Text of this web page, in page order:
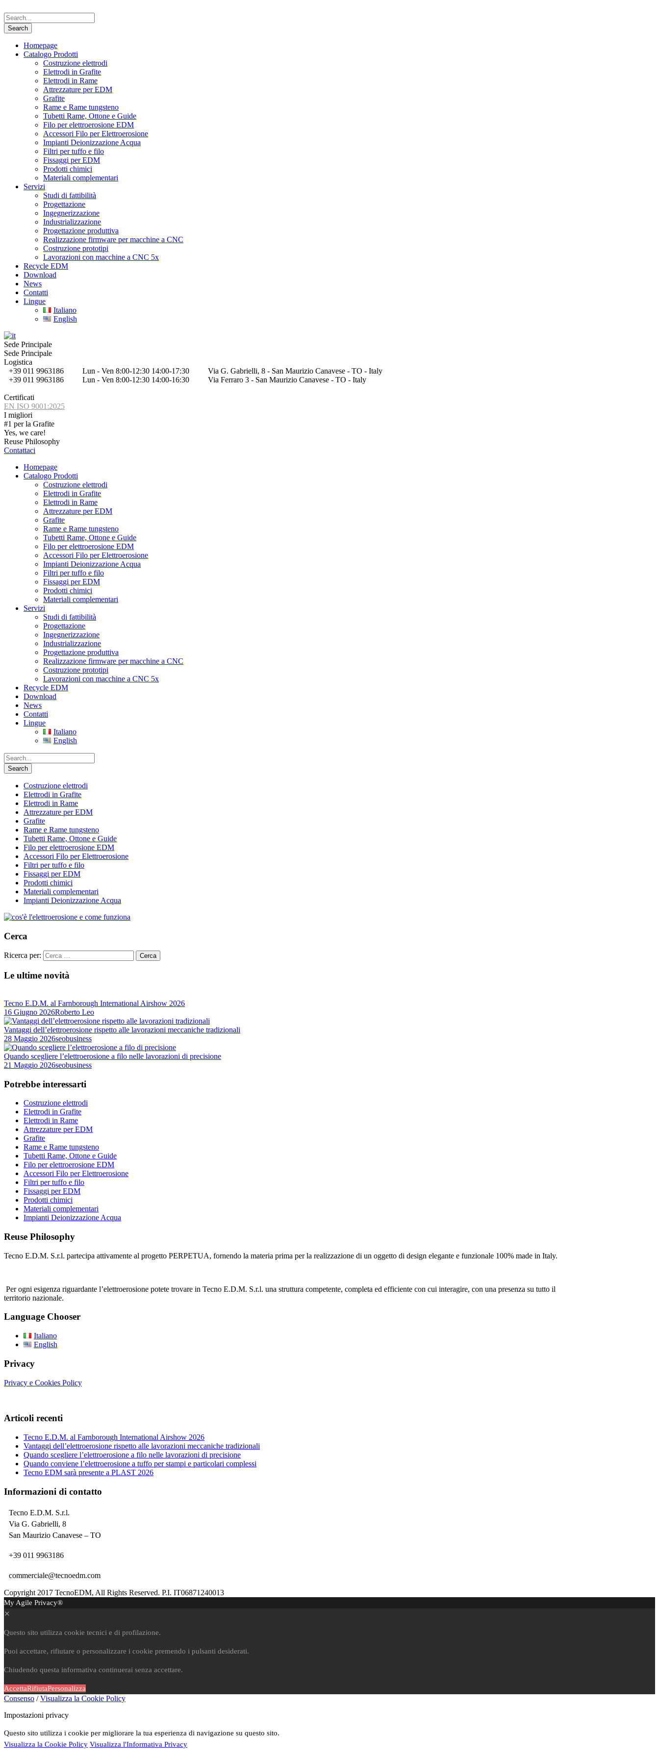
Homepage
Catalogo Prodotti
Costruzione elettrodi
Elettrodi in Grafite
Elettrodi in Rame
Attrezzature per EDM
Grafite
Rame e Rame tungsteno
Tubetti Rame, Ottone e Guide
Filo per elettroerosione EDM
Accessori Filo per Elettroerosione
Impianti Deionizzazione Acqua
Filtri per tuffo e filo
Fissaggi per EDM
Prodotti chimici
Materiali complementari
Servizi
Studi di fattibilità
Progettazione
Ingegnerizzazione
Industrializzazione
Progettazione produttiva
Realizzazione firmware per macchine a CNC
Costruzione prototipi
Lavorazioni con macchine a CNC 5x
Recycle EDM
Download
News
Contatti
Lingue
Italiano
English
Sede Principale
Sede Principale
Logistica
+39 011 9963186
Lun - Ven 8:00-12:30 14:00-17:30
Via G. Gabrielli, 8 - San Maurizio Canavese - TO - Italy
+39 011 9963186
Lun - Ven 8:00-12:30 14:00-16:30 Via Ferraro 3 - San Maurizio Canavese - TO - Italy
Certificati
EN ISO 9001:2025
I migliori
#1 per la Grafite
Yes, we care!
Reuse Philosophy
Contattaci
Homepage
Catalogo Prodotti
Costruzione elettrodi
Elettrodi in Grafite
Elettrodi in Rame
Attrezzature per EDM
Grafite
Rame e Rame tungsteno
Tubetti Rame, Ottone e Guide
Filo per elettroerosione EDM
Accessori Filo per Elettroerosione
Impianti Deionizzazione Acqua
Filtri per tuffo e filo
Fissaggi per EDM
Prodotti chimici
Materiali complementari
Servizi
Studi di fattibilità
Progettazione
Ingegnerizzazione
Industrializzazione
Progettazione produttiva
Realizzazione firmware per macchine a CNC
Costruzione prototipi
Lavorazioni con macchine a CNC 5x
Recycle EDM
Download
News
Contatti
Lingue
Italiano
English
Costruzione elettrodi
Elettrodi in Grafite
Elettrodi in Rame
Attrezzature per EDM
Grafite
Rame e Rame tungsteno
Tubetti Rame, Ottone e Guide
Filo per elettroerosione EDM
Accessori Filo per Elettroerosione
Filtri per tuffo e filo
Fissaggi per EDM
Prodotti chimici
Materiali complementari
Impianti Deionizzazione Acqua
Cerca
Ricerca per:
Le ultime novità
Tecno E.D.M. al Farnborough International Airshow 2026
16 Giugno 2026Roberto Leo
Vantaggi dell’elettroerosione rispetto alle lavorazioni meccaniche tradizionali
28 Maggio 2026seobusiness
Quando scegliere l’elettroerosione a filo nelle lavorazioni di precisione
21 Maggio 2026seobusiness
Potrebbe interessarti
Costruzione elettrodi
Elettrodi in Grafite
Elettrodi in Rame
Attrezzature per EDM
Grafite
Rame e Rame tungsteno
Tubetti Rame, Ottone e Guide
Filo per elettroerosione EDM
Accessori Filo per Elettroerosione
Filtri per tuffo e filo
Fissaggi per EDM
Prodotti chimici
Materiali complementari
Impianti Deionizzazione Acqua
Reuse Philosophy
Tecno E.D.M. S.r.l. partecipa attivamente al progetto PERPETUA, fornendo la materia prima per la realizzazione di un oggetto di design elegante e funzionale 100% made in Italy.
Per ogni esigenza riguardante lʼelettroerosione potete trovare in Tecno E.D.M. S.r.l. una struttura competente, completa ed efficiente con cui interagire, con una presenza su tutto il
territorio nazionale.
Language Chooser
Italiano
English
Privacy
Privacy e Cookies Policy
Articoli recenti
Tecno E.D.M. al Farnborough International Airshow 2026
Vantaggi dell’elettroerosione rispetto alle lavorazioni meccaniche tradizionali
Quando scegliere l’elettroerosione a filo nelle lavorazioni di precisione
Quando conviene l’elettroerosione a tuffo per stampi e particolari complessi
Tecno EDM sarà presente a PLAST 2026
Informazioni di contatto
Tecno E.D.M. S.r.l.
Via G. Gabrielli, 8
San Maurizio Canavese – TO
+39 011 9963186
commerciale@tecnoedm.com
Copyright 2017 TecnoEDM, All Rights Reserved. P.I. IT06871240013
My Agile Privacy®
✕
Questo sito utilizza cookie tecnici e di profilazione.
Puoi accettare, rifiutare o personalizzare i cookie premendo i pulsanti desiderati.
Chiudendo questa informativa continuerai senza accettare.
AccettaRifiutaPersonalizza
Consenso /Visualizza la Cookie Policy
Impostazioni privacy
Questo sito utilizza i cookie per migliorare la tua esperienza di navigazione su questo sito.
Visualizza la Cookie Policy Visualizza l'Informativa Privacy